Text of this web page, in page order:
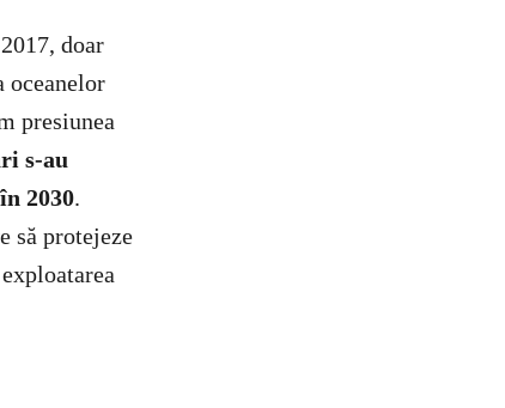
doar
oceanelor
presiunea
s-au
2030.
să protejeze